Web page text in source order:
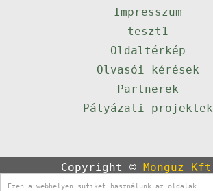
Ezen a webhelyen sütiket használunk az oldalak
Impresszum
teszt1
Oldaltérkép
Olvasói kérések
Partnerek
Pályázati projektek
Copyright © Monguz Kft
Powered byQulto